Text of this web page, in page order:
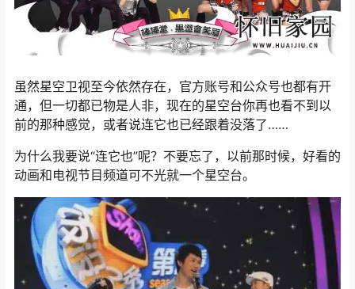
虽然星空卫视至今依然存在，官方账号和公众号也都有开
通，但一切都已物是人非，现在的星空台你再也看不到以
前的那种感觉，或者说连它也已经跟着没落了……
为什么我要说“连它也”呢？不要忘了，以前那时候，好看的
动画和电视节目频道可不光就一个星空台。